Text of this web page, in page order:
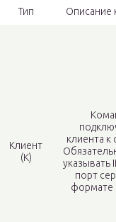
Тип Описание
Клиент
(К)
клиента к
указывать
порт
формате